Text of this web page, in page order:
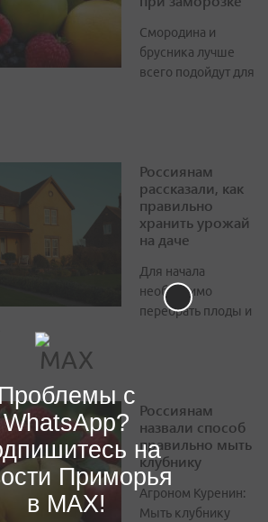
Смородина и
брусника лучше
всего подойдут для
Россиянам
рассказали, как
правильно
хранить урожай
на даче
Для начала
необходимо
перебрать плоды и
Россиянам
назвали способ
правильно мыть
клубнику
Агроном Куренин:
Мыть клубнику
с
WhatsApp?
на
Приморья
в MAX!